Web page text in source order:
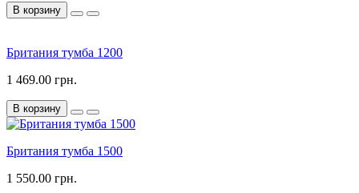
В корзину
Британия тумба 1200
1 469.00 грн.
В корзину
Британия тумба 1500
1 550.00 грн.